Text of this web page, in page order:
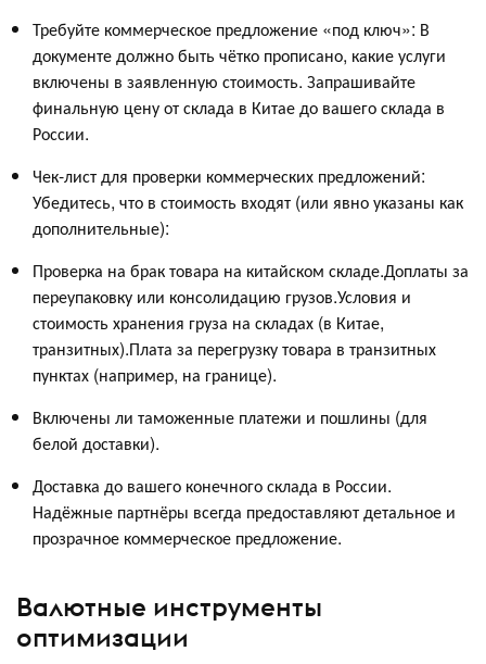
Требуйте коммерческое предложение «под ключ»: В
документе должно быть чётко прописано, какие услуги
включены в заявленную стоимость. Запрашивайте
финальную цену от склада в Китае до вашего склада в
России.
Чек-лист для проверки коммерческих предложений:
Убедитесь, что в стоимость входят (или явно указаны как
дополнительные):
Проверка на брак товара на китайском складе.Доплаты за
переупаковку или консолидацию грузов.Условия и
стоимость хранения груза на складах (в Китае,
транзитных).Плата за перегрузку товара в транзитных
пунктах (например, на границе).
Включены ли таможенные платежи и пошлины (для
белой доставки).
Доставка до вашего конечного склада в России.
Надёжные партнёры всегда предоставляют детальное и
прозрачное коммерческое предложение.
Валютные инструменты
оптимизации